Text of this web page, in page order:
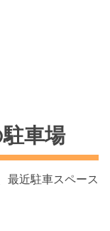
車場
最近駐車スペース